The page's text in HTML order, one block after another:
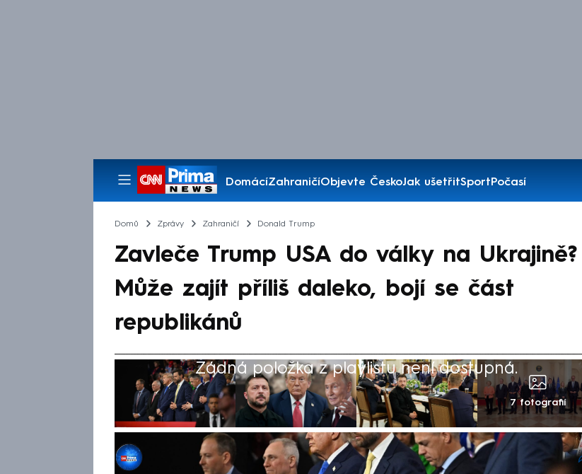
DomácíZahraničíObjevte ČeskoJak ušetřitSportPočasí
Pořady
Domů Zprávy Zahraničí Donald Trump
Zavleče Trump USA do války na Ukrajině?
Může zajít příliš daleko, bojí se část
republikánů
Žádná položka z playlistu není dostupná.
7 fotografií
CNN Prima NEWS
20. srp 2025, 21:03